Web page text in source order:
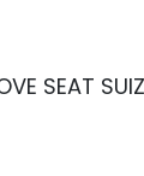
SEAT